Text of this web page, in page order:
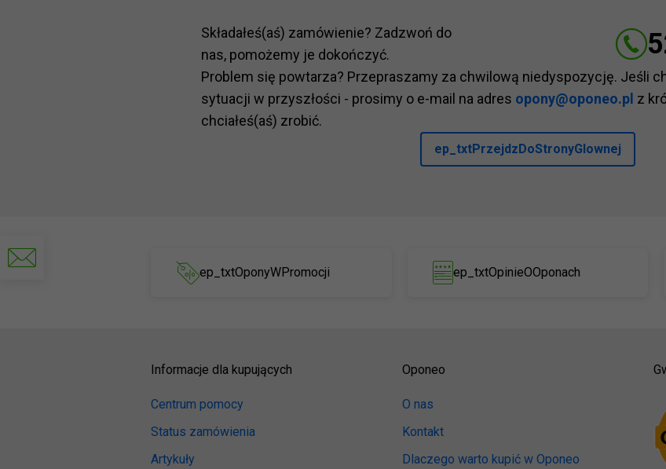
Składałeś(aś) zamówienie? Zadzwoń do
nas, pomożemy je dokończyć.
Problem się powtarza? Przepraszamy za chwilową niedyspozycję. Jeśli
sytuacji w przyszłości - prosimy o e-mail na adres opony@oponeo.pl z
chciałeś(aś) zrobić.
ep_txtPrzejdzDoStronyGlownej
ep_txtOponyWPromocji ep_txtOpinieOOponach
Informacje dla kupujących
Centrum pomocy
Status zamówienia
Artykuły
Oponeo
O nas
Kontakt
Dlaczego warto kupić w Oponeo